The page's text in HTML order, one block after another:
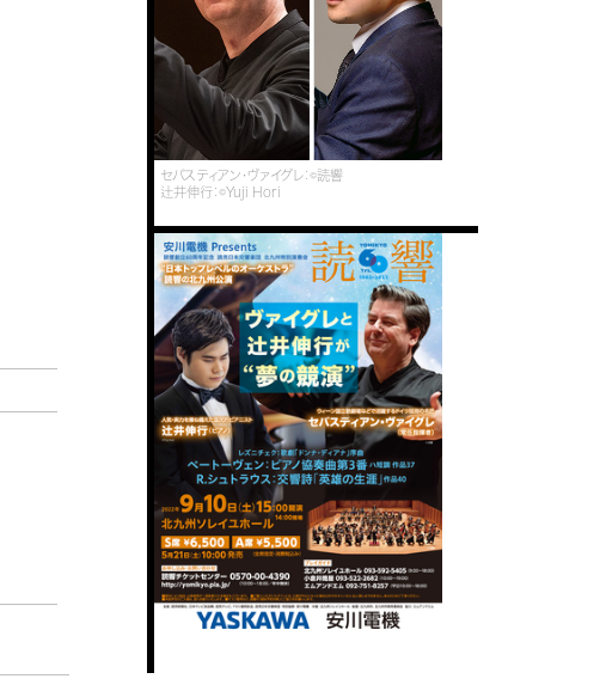
セバスティアン・ヴァイグレ：©読響
辻井伸行：©Yuji Hori